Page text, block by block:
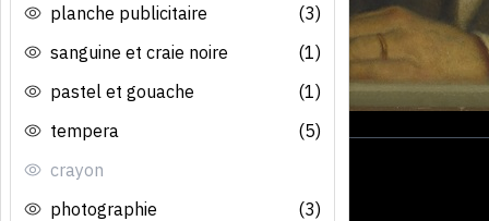
planche publicitaire
(3)
sanguine et craie noire
(1)
pastel et gouache
(1)
tempera
(5)
crayon
photographie
(3)